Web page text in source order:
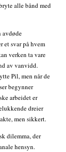
alle bånd med
avdøde
et svar på hvem
verken ta vare
av vanvidd.
Pil, men når de
begynner
arbeidet er
dreier
men sikkert.
dilemma, der
hensyn.